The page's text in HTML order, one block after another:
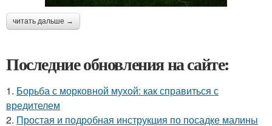
читать дальше →
Последние обновления на сайте:
1. Борьба с морковной мухой: как справиться с
вредителем
2. Простая и подробная инструкция по посадке малины